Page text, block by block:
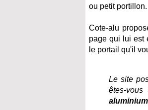
ou petit portillon.
Cote-alu
page qui lui est
le portail qu'il
Le site
êtes-